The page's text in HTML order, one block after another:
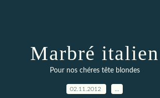
Marbré italien
Pour nos chéres tête blondes
02.11.2012